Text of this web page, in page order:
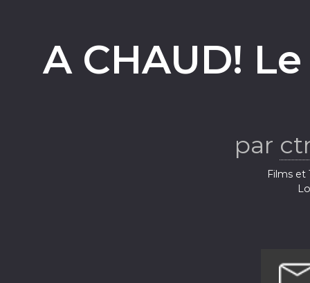
A CHAUD!
par
Films et